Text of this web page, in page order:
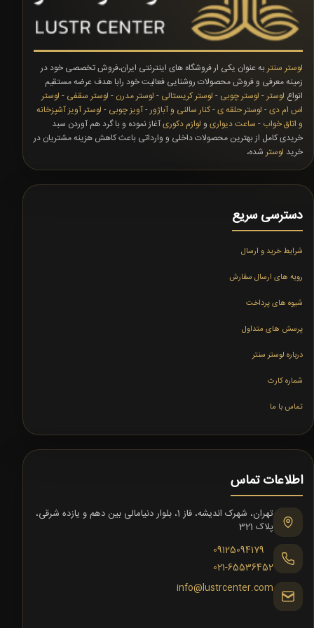
لوستر سنتر به عنوان یکی ار فروشگاه های اینترنتی ایران،فروش تخصصی خود در
زمینه معرفی و فروش محصولات روشنایی فعالیت خود رابا هدف عرضه مستقیم
انواع لوستر - لوستر چوبی - لوستر کریستالی - لوستر مدرن - لوستر سقفی - لوستر
اس ام دی- لوستر حلقه ی-کنار سالنی و آباژور-آویز چوبی - لوستر آویز آشپزخانه
و اتاق خواب - ساعت دیواری و لوازم دکوریآغاز نموده و با گرد هم آوردن سبد
خریدی کامل از بهترین محصولات داخلی و وارداتی باعث کاهش هزینه مشتریان در
خرید لوستر شده،
دسترسی سریع
شرایط خرید و ارسال
رویه های ارسال سفارش
شیوه های پرداخت
پرسش های متداول
درباره لوستر سنتر
شماره کارت
تماس با ما
اطلاعات تماس
تهران، شهرک اندیشه، فاز 1، بلوار دنیامالی بین دهم و یازده شرقی،
پلاک 321
09125094179
021-65536452
info@lustrcenter.com